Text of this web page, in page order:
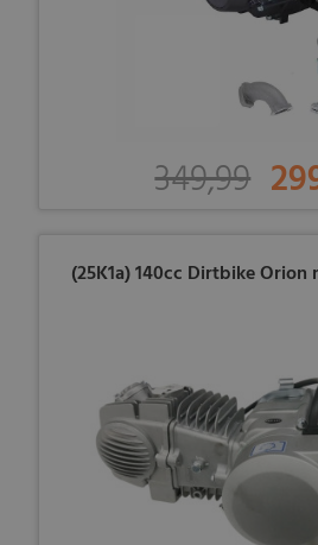
349,99
(25K1a) 140cc Dirtbike